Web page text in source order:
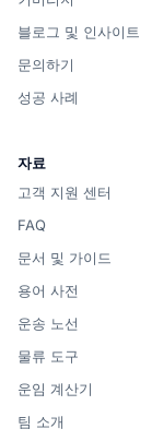
블로그 및 인사이트
문의하기
성공 사례
자료
고객 지원 센터
FAQ
문서 및 가이드
용어 사전
운송 노선
물류 도구
운임 계산기
팀 소개